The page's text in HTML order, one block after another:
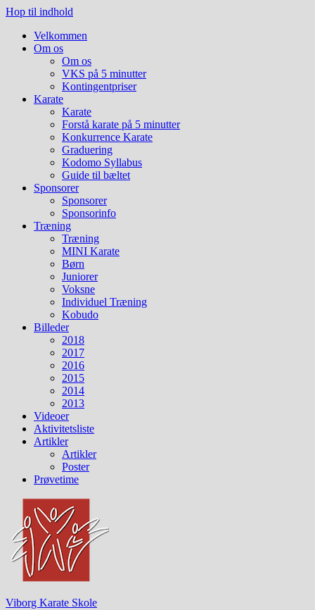
Hop til indhold
Velkommen
Om os
Om os
VKS på 5 minutter
Kontingentpriser
Karate
Karate
Forstå karate på 5 minutter
Konkurrence Karate
Graduering
Kodomo Syllabus
Guide til bæltet
Sponsorer
Sponsorer
Sponsorinfo
Træning
Træning
MINI Karate
Børn
Juniorer
Voksne
Individuel Træning
Kobudo
Billeder
2018
2017
2016
2015
2014
2013
Videoer
Aktivitetsliste
Artikler
Artikler
Poster
Prøvetime
Viborg Karate Skole